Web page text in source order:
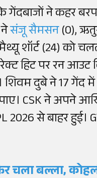
ने कहर
नेसंजू सैमसन(0),
शॉर्ट (24) को
हिट पर रन
शिवम दुबे ने 17 गेंद
CSK ने अपने
से बाहर हुई।
चला बल्ला,